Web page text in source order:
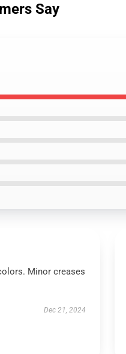
Say
Minor creases
Dec 21, 2024